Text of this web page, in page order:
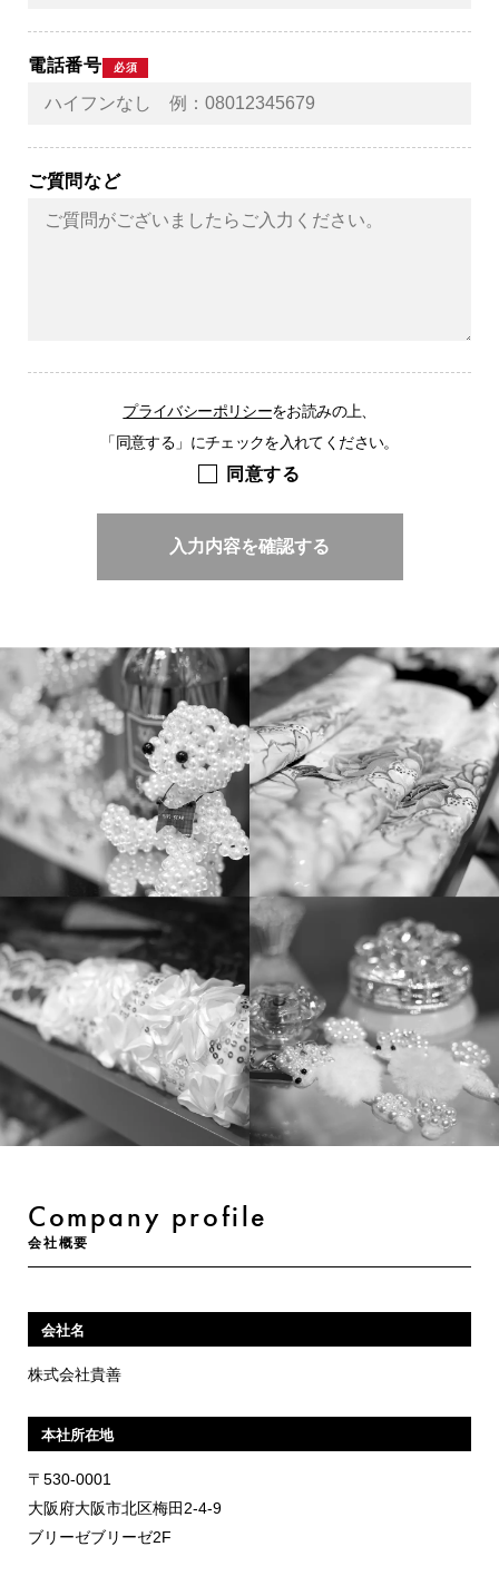
電話番号 必須
ご質問など
プライバシーポリシーをお読みの上、
「同意する」にチェックを入れてください。
同意する
Company profile
会社概要
会社名
株式会社貴善
本社所在地
〒530-0001
大阪府大阪市北区梅田2-4-9
ブリーゼブリーゼ2F